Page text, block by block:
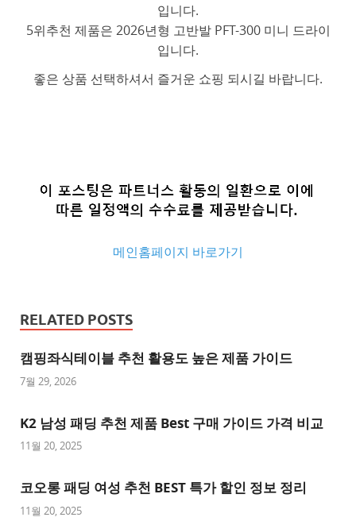
입니다.
5위추천 제품은 2026년형 고반발 PFT-300 미니 드라이
입니다.
좋은 상품 선택하셔서 즐거운 쇼핑 되시길 바랍니다.
메인홈페이지 바로가기
사
이
트
천
사
트
1
RELATED POSTS
캠핑좌식테이블 추천 활용도 높은 제품 가이드
7월 29, 2026
K2 남성 패딩 추천 제품 Best 구매 가이드 가격 비교
11월 20, 2025
코오롱 패딩 여성 추천 BEST 특가 할인 정보 정리
11월 20, 2025